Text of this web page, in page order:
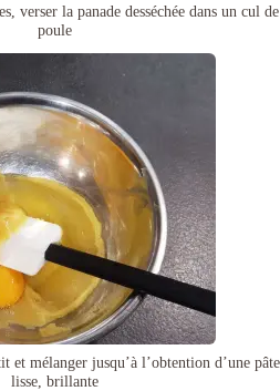
verser la panade desséchée dans un cul de
poule
et mélanger jusqu’à l’obtention d’une pâte
lisse, brillante